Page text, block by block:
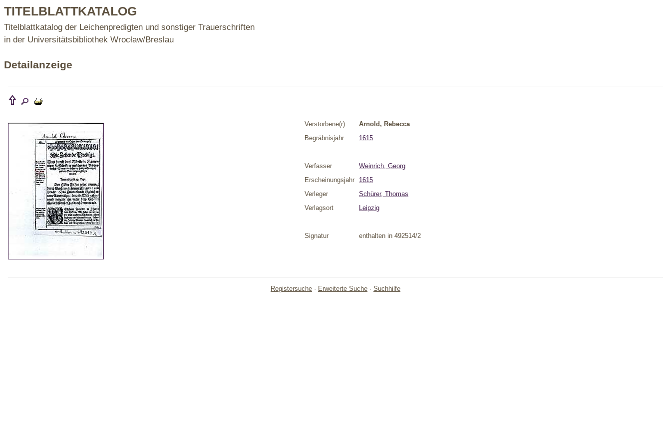
TITELBLATTKATALOG
Titelblattkatalog der Leichenpredigten und sonstiger Trauerschriften
in der Universitätsbibliothek Wrocław/Breslau
Detailanzeige
Verstorbene(r)
Arnold, Rebecca
Begräbnisjahr
1615
Verfasser
Weinrich, Georg
Erscheinungsjahr
1615
Verleger
Schürer, Thomas
Verlagsort
Leipzig
Signatur enthalten in 492514/2
Registersuche · Erweiterte Suche · Suchhilfe